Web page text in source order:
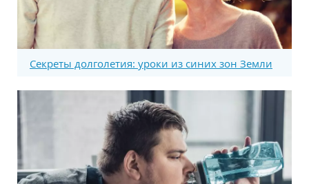
Секреты долголетия: уроки из синих зон Земли